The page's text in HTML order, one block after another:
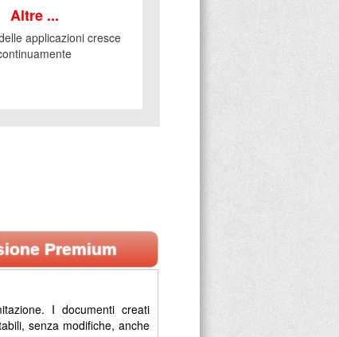
Altre ...
applicazioni cresce
Premium
I documenti creati
senza modifiche, anche